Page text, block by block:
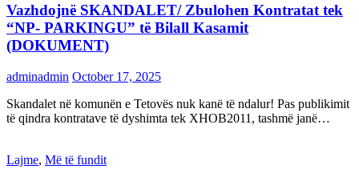
Vazhdojnë SKANDALET/ Zbulohen Kontratat tek
“NP- PARKINGU” të Bilall Kasamit
(DOKUMENT)
adminadmin October 17, 2025
Skandalet në komunën e Tetovës nuk kanë të ndalur! Pas publikimit
të qindra kontratave të dyshimta tek XHOB2011, tashmë janë…
Lajme, Më të fundit